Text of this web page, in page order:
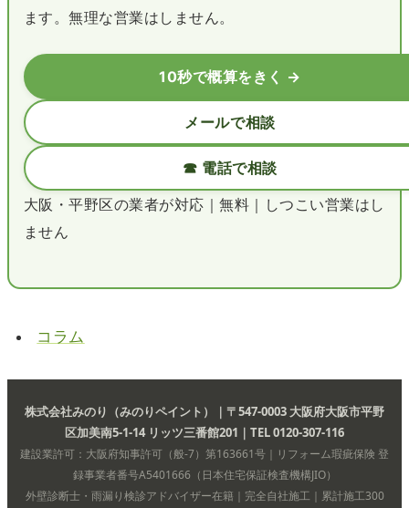
ます。無理な営業はしません。
10秒で概算をきく →
メールで相談
☎ 電話で相談
大阪・平野区の業者が対応｜無料｜しつこい営業はし
ません
コラム
株式会社みのり（みのりペイント）｜〒547-0003 大阪府大阪市平野
区加美南5-1-14 リッツ三番館201｜TEL 0120-307-116
建設業許可：大阪府知事許可（般-7）第163661号｜リフォーム瑕疵保険 登
録事業者番号A5401666（日本住宅保証検査機構JIO）
外壁診断士・雨漏り検診アドバイザー在籍｜完全自社施工｜累計施工300